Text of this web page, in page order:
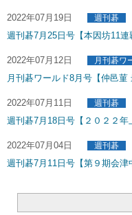
2022年07月19日 週刊碁
週刊碁7月25日号【本因坊11
2022年07月12日 月刊碁ワ
月刊碁ワールド8月号【仲邑菫
2022年07月11日 週刊碁
週刊碁7月18日号【２０２２
2022年07月04日 週刊碁
週刊碁7月11日号【第９期会